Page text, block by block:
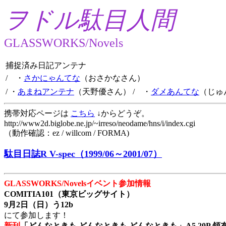
ヲドル駄目人間
GLASSWORKS/Novels
捕捉済み日記アンテナ
/ ・ さかにゃんてな （おさかなさん）
/ ・ あまねアンテナ （天野優さん） / ・ ダメあんてな （じ
携帯対応ページは こちら ↓からどうぞ。
http://www2d.biglobe.ne.jp/~irreso/neodame/hns/i/index.cgi
（動作確認：ez / willcom / FORMA)
駄目日誌R V-spec（1999/06～2001/07）
GLASSWORKS/Novelsイベント参加情報
COMITIA101（東京ビッグサイト）
9月2日（日）う12b
にて参加します！